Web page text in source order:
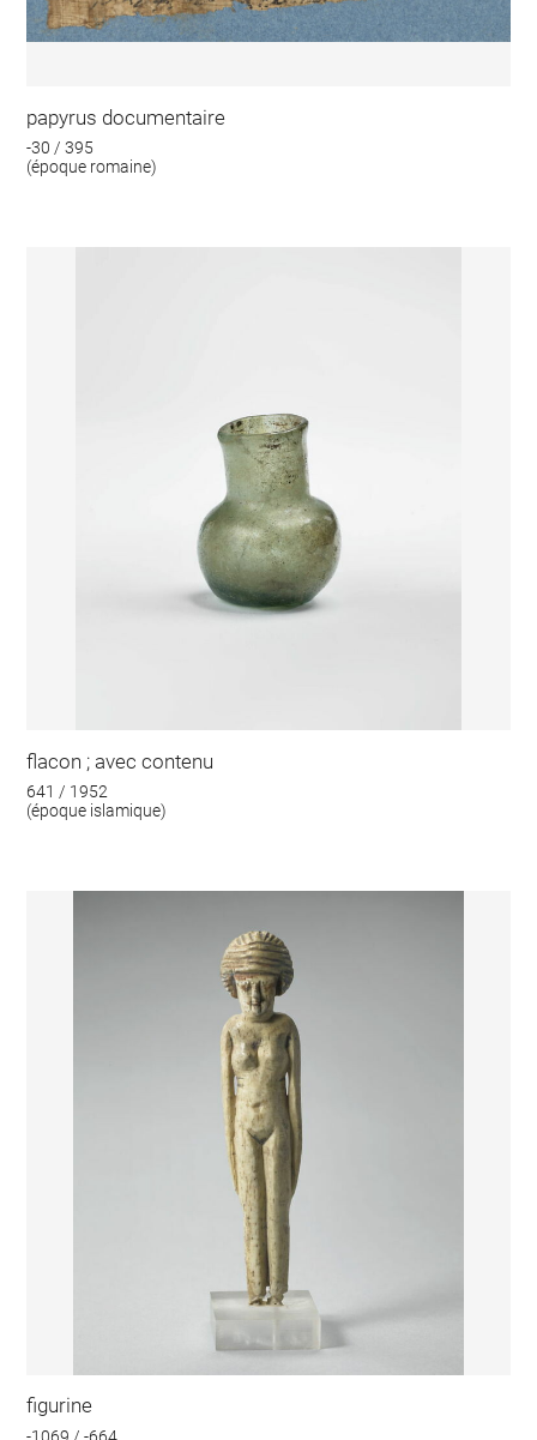
papyrus documentaire
-30 / 395
(époque romaine)
flacon ; avec contenu
641 / 1952
(époque islamique)
figurine
-1069 / -664